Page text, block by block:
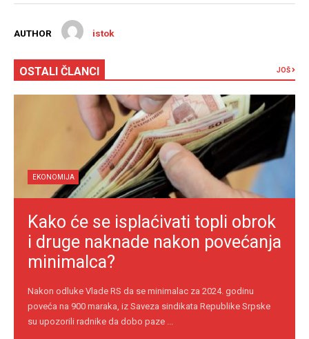
AUTHOR istok
OSTALI ČLANCI JOŠ
EKONOMIJA
Kako će se isplaćivati topli obrok
i druge naknade nakon povećanja
minimalca?
Nakon odluke Vlade RS da se minimalac za 2024. godinu
poveća na 900 maraka, iz Saveza sindikata Republike Srpske
su upozorili radnike da dobo paze ...